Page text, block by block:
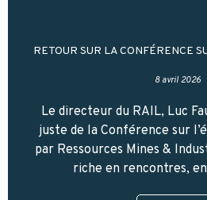
RETOUR SUR LA CONFÉRENCE
8 avril 2026
Le directeur du RAIL, Luc
juste de la Conférence sur
par Ressources Mines &
riche en rencontres,